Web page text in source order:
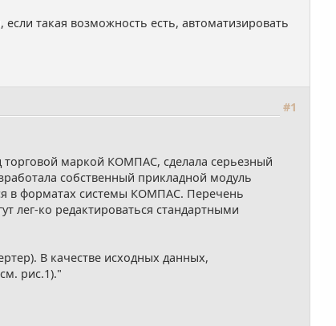
такая возможность есть, автоматизировать
#1
маркой КОМПАС, сделала серьезный
собственный прикладной модуль
в форматах системы КОМПАС. Перечень
лег-ко редактироваться стандартными
В качестве исходных данных,
рис.1)."